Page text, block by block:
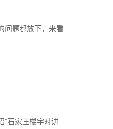
问题都放下，来看
"石家庄楼宇对讲